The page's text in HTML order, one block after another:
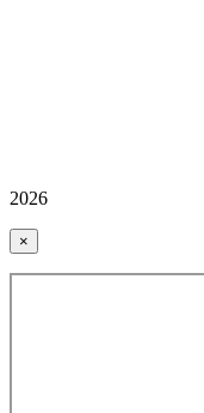
2026
×